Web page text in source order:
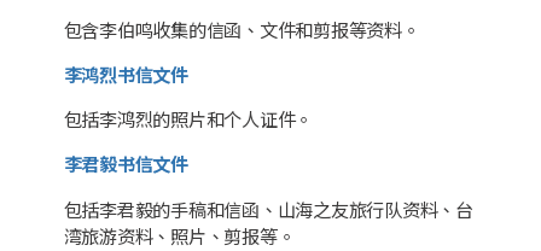
包含李伯鸣收集的信函、文件和剪报等资料。
李鸿烈书信文件
包括李鸿烈的照片和个人证件。
李君毅书信文件
包括李君毅的手稿和信函、山海之友旅行队资料、台
湾旅游资料、照片、剪报等。